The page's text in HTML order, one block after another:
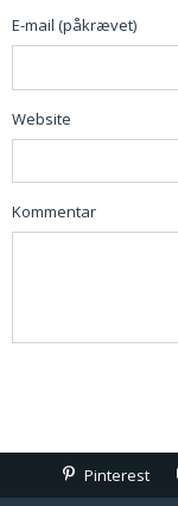
E-mail (påkrævet)
Website
Kommentar
Pinterest